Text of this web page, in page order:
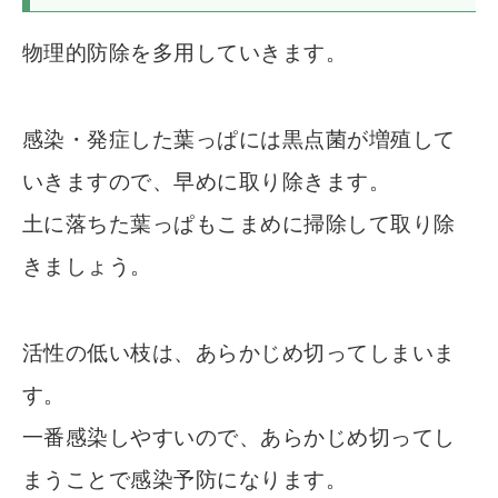
物理的防除を多用していきます。
感染・発症した葉っぱには黒点菌が増殖して
いきますので、早めに取り除きます。
土に落ちた葉っぱもこまめに掃除して取り除
きましょう。
活性の低い枝は、あらかじめ切ってしまいま
す。
一番感染しやすいので、あらかじめ切ってし
まうことで感染予防になります。